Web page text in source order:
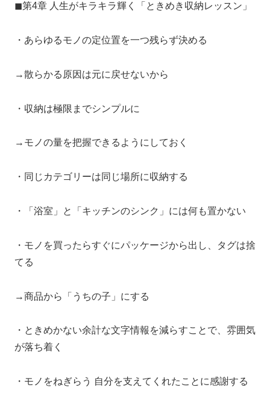
◼︎第4章 人生がキラキラ輝く「ときめき収納レッスン」
・あらゆるモノの定位置を一つ残らず決める
→散らかる原因は元に戻せないから
・収納は極限までシンプルに
→モノの量を把握できるようにしておく
・同じカテゴリーは同じ場所に収納する
・「浴室」と「キッチンのシンク」には何も置かない
・モノを買ったらすぐにパッケージから出し、タグは捨
てる
→商品から「うちの子」にする
・ときめかない余計な文字情報を減らすことで、雰囲気
が落ち着く
・モノをねぎらう 自分を支えてくれたことに感謝する